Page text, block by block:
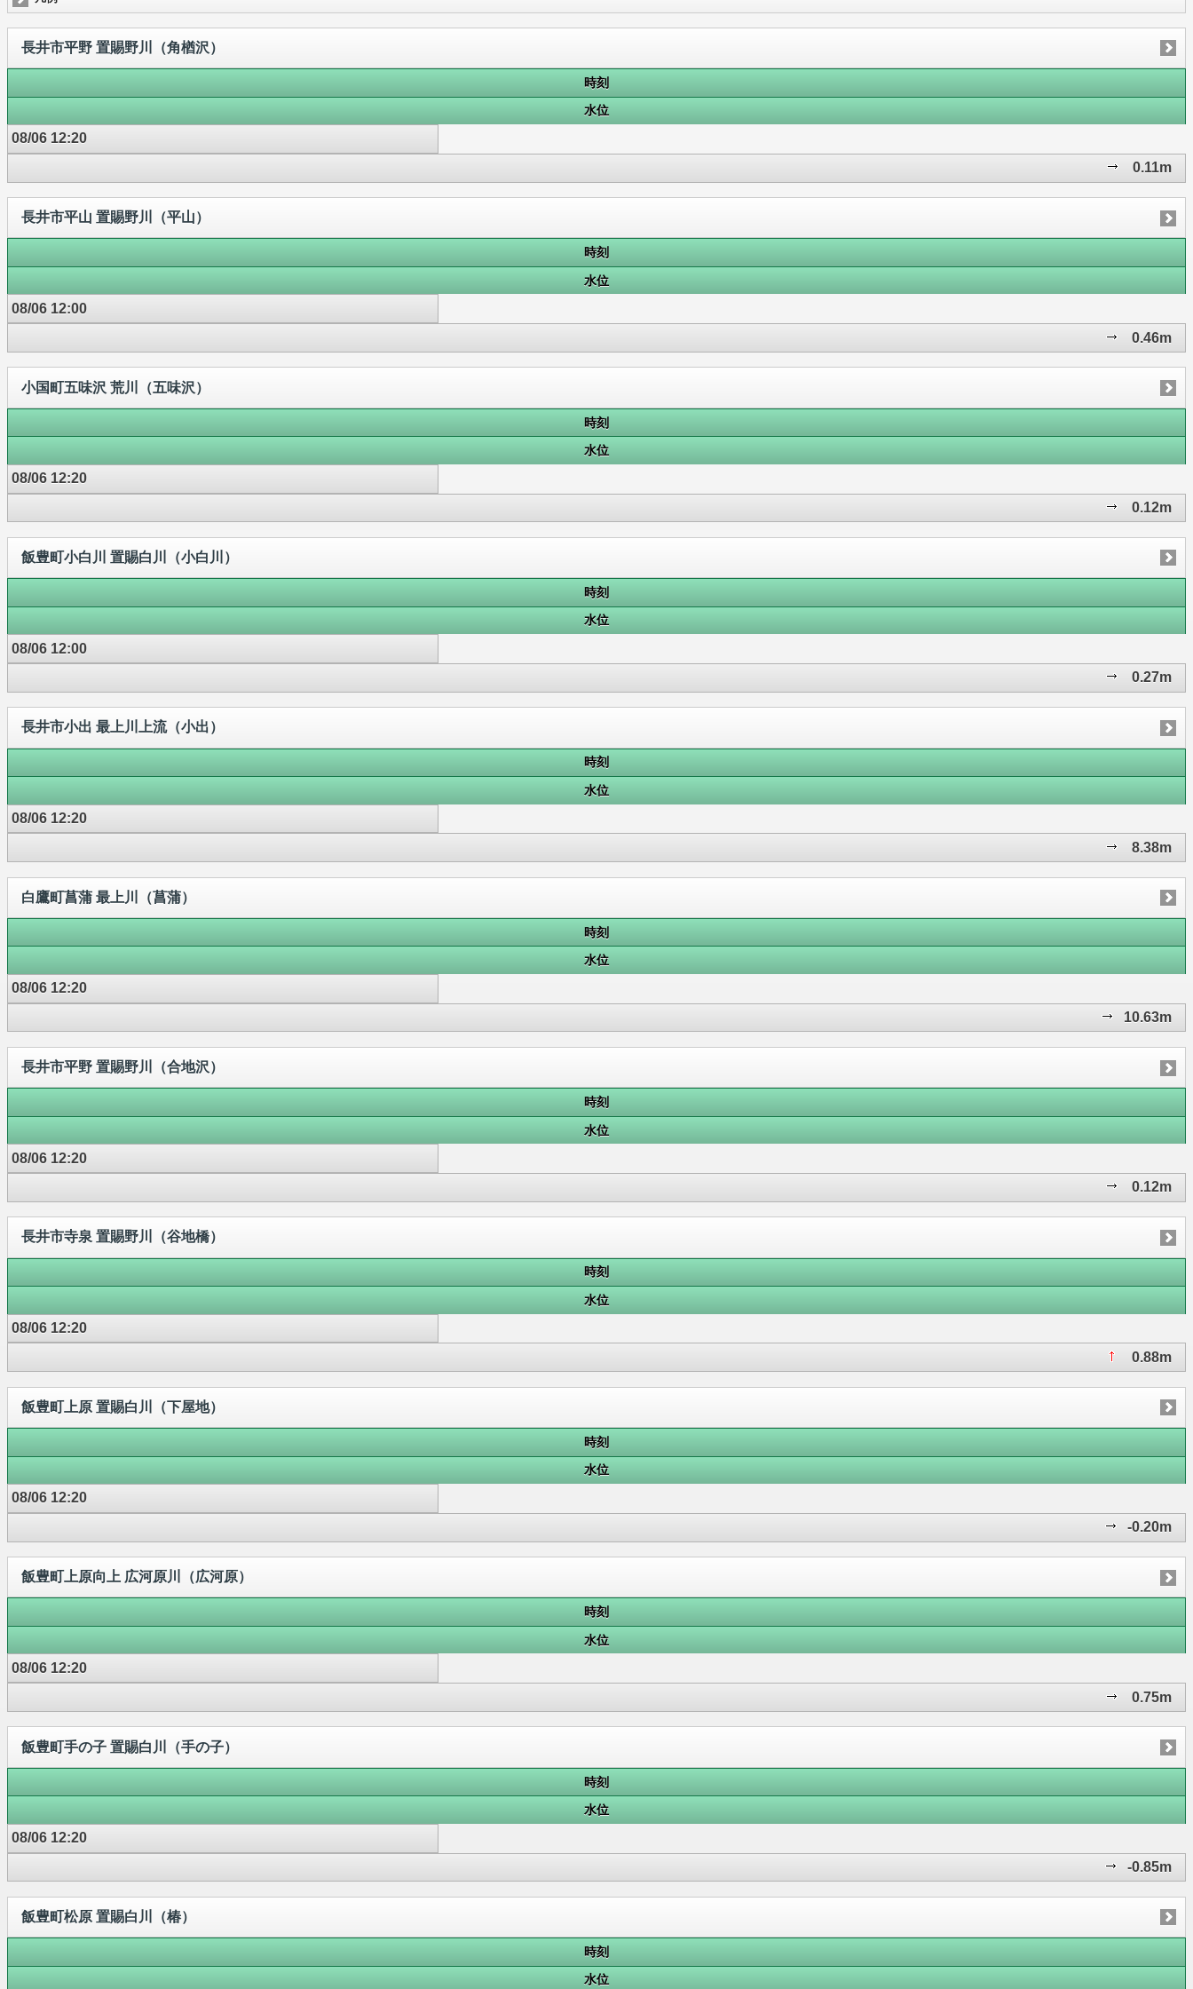
長井市平野 置賜野川（角楢沢）
時刻
水位
08/06 12:20
0.11m
長井市平山 置賜野川（平山）
時刻
水位
08/06 12:00
0.46m
小国町五味沢 荒川（五味沢）
時刻
水位
08/06 12:20
0.12m
飯豊町小白川 置賜白川（小白川）
時刻
水位
08/06 12:00
0.27m
長井市小出 最上川上流（小出）
時刻
水位
08/06 12:20
8.38m
白鷹町菖蒲 最上川（菖蒲）
時刻
水位
08/06 12:20
10.63m
長井市平野 置賜野川（合地沢）
時刻
水位
08/06 12:20
0.12m
長井市寺泉 置賜野川（谷地橋）
時刻
水位
08/06 12:20
0.88m
飯豊町上原 置賜白川（下屋地）
時刻
水位
08/06 12:20
-0.20m
飯豊町上原向上 広河原川（広河原）
時刻
水位
08/06 12:20
0.75m
飯豊町手の子 置賜白川（手の子）
時刻
水位
08/06 12:20
-0.85m
飯豊町松原 置賜白川（椿）
時刻
水位